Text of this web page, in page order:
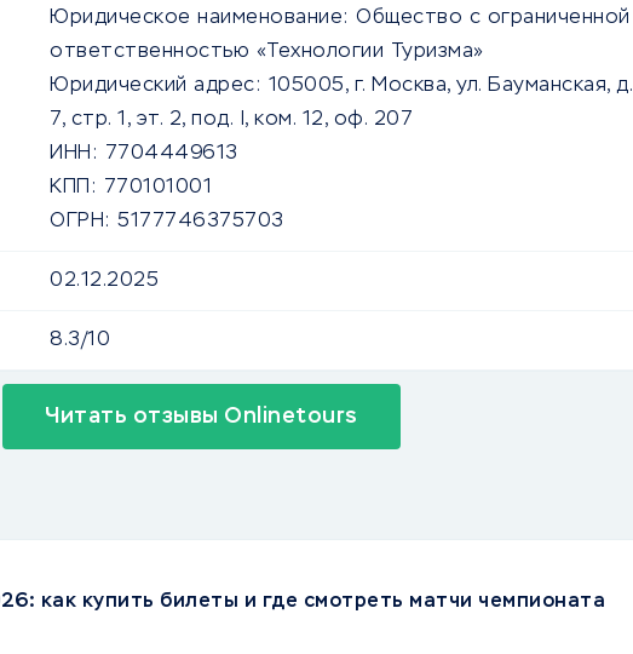
Юридическое наименование: Общество с ограниченной
ответственностью «Технологии Туризма»
Юридический адрес: 105005, г. Москва, ул. Бауманская, д.
7, стр. 1, эт. 2, под. I, ком. 12, оф. 207
ИНН:
7704449613
КПП:
770101001
ОГРН: 5177746375703
02.12.2025
8.3/10
Читать отзывы Onlinetours
как купить билеты и где смотреть матчи чемпионата